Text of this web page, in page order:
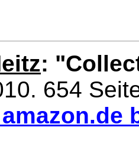
:
654